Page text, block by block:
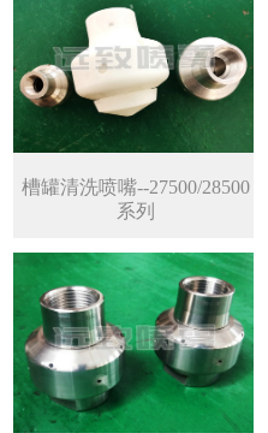
槽罐清洗喷嘴--27500/28500
系列